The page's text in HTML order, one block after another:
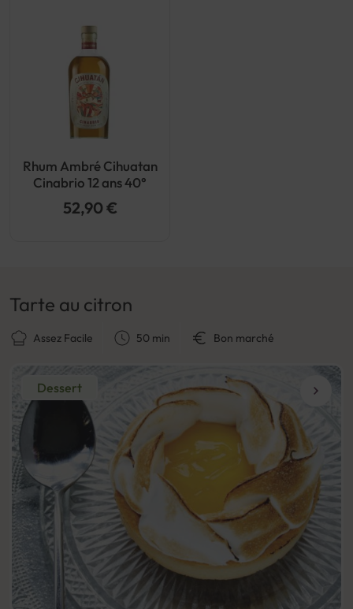
Rhum Ambré Cihuatan
Cinabrio 12 ans 40°
52,90 €
Dessert
Tarte au citron
Assez Facile 50 min Bon marché